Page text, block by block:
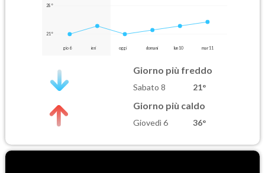
28°
21°
gio 6 ieri oggi domani lun 10 mar 11
Giorno più freddo
Sabato 8 21°
Giorno più caldo
Giovedì 6 36°